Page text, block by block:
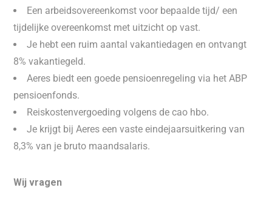
Een arbeidsovereenkomst voor bepaalde tijd/ een
tijdelijke overeenkomst met uitzicht op vast.
Je hebt een ruim aantal vakantiedagen en ontvangt
8% vakantiegeld.
Aeres biedt een goede pensioenregeling via het ABP
pensioenfonds.
Reiskostenvergoeding volgens de cao hbo.
Je krijgt bij Aeres een vaste eindejaarsuitkering van
8,3% van je bruto maandsalaris.
Wij vragen